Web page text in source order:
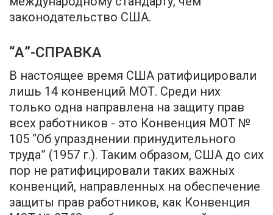
законодательство США.
“А”-СПРАВКА
В настоящее время США ратифицировали
лишь 14 конвенций МОТ. Среди них
только одна направлена на защиту прав
всех работников - это Конвенция МОТ №
105 “Об упразднении принудительного
труда” (1957 г.). Таким образом, США до сих
пор не ратифицировали таких важных
конвенций, направленных на обеспечение
защиты прав работников, как Конвенция